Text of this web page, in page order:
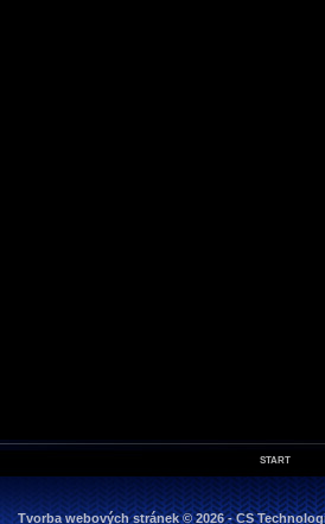
START
Tvorba webových stránek© 2026 - CS